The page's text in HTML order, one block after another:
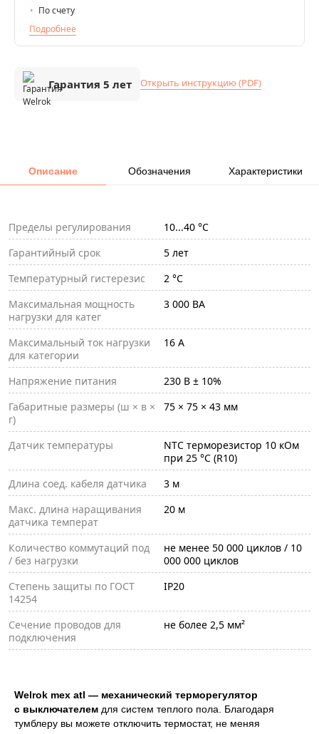
По счету
Подробнее
Гарантия 5 лет Открыть инструкцию (PDF)
Описание Обозначения Характеристики
Пределы регулирования
10...40 °С
Гарантийный срок
5 лет
Температурный гистерезис
2 °С
Максимальная мощность
нагрузки для катег
3 000 ВА
Максимальный ток нагрузки
для категории
16 А
Напряжение питания
230 В ± 10%
Габаритные размеры (ш × в ×
г)
75 × 75 × 43 мм
Датчик температуры
NTC терморезистор 10 кОм
при 25 °С (R10)
Длина соед. кабеля датчика
3 м
Макс. длина наращивания
датчика температ
20 м
Количество коммутаций под
/ без нагрузки
не менее 50 000 циклов / 10
000 000 циклов
Степень защиты по ГОСТ
14254
IP20
Сечение проводов для
подключения
не более 2,5 мм²
Welrok mex atl — механический терморегулятор
с выключателем для систем теплого пола. Благодаря
тумблеру вы можете отключить термостат, не меняя